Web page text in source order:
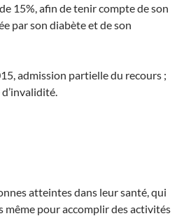
15%, afin de tenir compte de son
par son diabète et de son
admission partielle du recours ;
atteintes dans leur santé, qui
pour accomplir des activités